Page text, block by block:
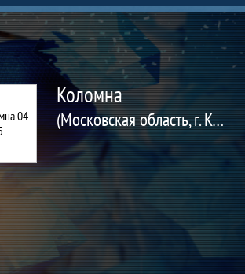
Коломна
(Московская область, г. Коломна)